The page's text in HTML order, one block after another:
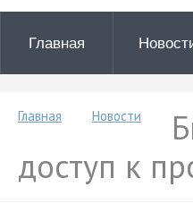
Главная
Главная Новости
доступ к